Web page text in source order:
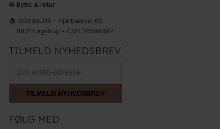
♻️ Bytte & retur
🏠 BOXdeLUX - Hjarbækvej 65
8831 Løgstrup - CVR 30589092
TILMELD NYHEDSBREV
TILMELD NYHEDSBREV
FØLG MED